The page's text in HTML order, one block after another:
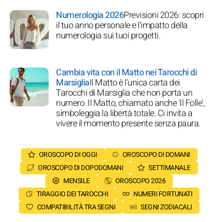
Numerologia 2026Previsioni 2026: scopri
il tuo anno personale e l'impatto della
numerologia sui tuoi progetti.
Cambia vita con il Matto nei Tarocchi di
MarsigliaIl Matto è l'unica carta dei
Tarocchi di Marsiglia che non porta un
numero. Il Matto, chiamato anche 'Il Folle',
simboleggia la libertà totale. Ci invita a
vivere il momento presente senza paura.
OROSCOPO DI OGGI
OROSCOPO DI DOMANI
OROSCOPO DI DOPODOMANI
SETTIMANALE
MENSILE
OROSCOPO 2026
TIRAGGIO DEI TAROCCHI
NUMERI FORTUNATI
COMPATIBILITÀ TRA SEGNI
SEGNI ZODIACALI